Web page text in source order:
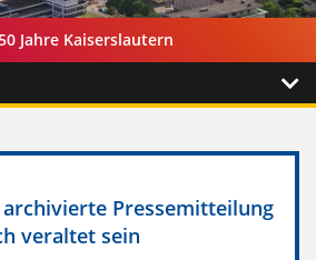
Jahre Kaiserslautern
archivierte Pressemitteilung
veraltet sein